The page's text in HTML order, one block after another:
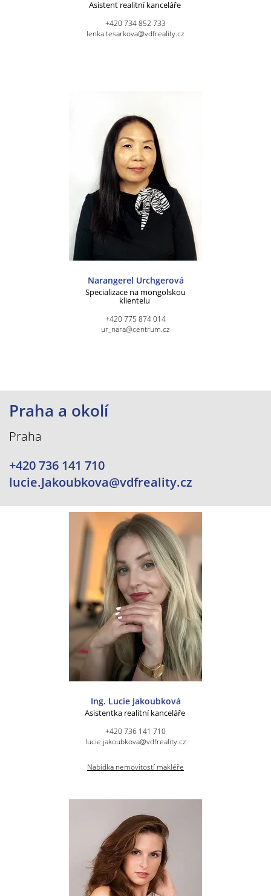
Asistent realitní kanceláře
+420 734 852 733
lenka.tesarkova@vdfreality.cz
Narangerel Urchgerová
Specializace na mongolskou
klientelu
+420 775 874 014
ur_nara@centrum.cz
Praha a okolí
Praha
+420 736 141 710
lucie.Jakoubkova@vdfreality.cz
Ing. Lucie Jakoubková
Asistentka realitní kanceláře
+420 736 141 710
lucie.jakoubkova@vdfreality.cz
Nabídka nemovitostí makléře